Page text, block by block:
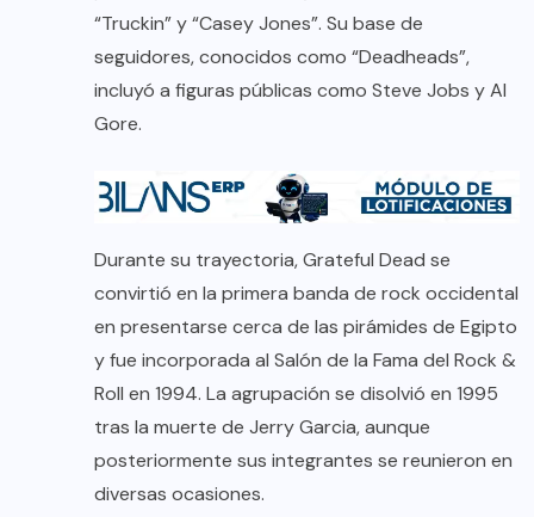
“Truckin” y “Casey Jones”. Su base de
seguidores, conocidos como “Deadheads”,
incluyó a figuras públicas como Steve Jobs y Al
Gore.
Durante su trayectoria, Grateful Dead se
convirtió en la primera banda de rock occidental
en presentarse cerca de las pirámides de Egipto
y fue incorporada al Salón de la Fama del Rock &
Roll en 1994. La agrupación se disolvió en 1995
tras la muerte de Jerry Garcia, aunque
posteriormente sus integrantes se reunieron en
diversas ocasiones.